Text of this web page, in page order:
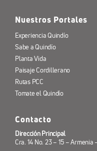
Nuestros Portales
Experiencia Quindío
Sabe a Quindío
Planta Vida
Paisaje Cordillerano
Rutas PCC
Tomate el Quindío
Contacto
Dirección Principal
Cra. 14 No. 23 – 15 – Armenia